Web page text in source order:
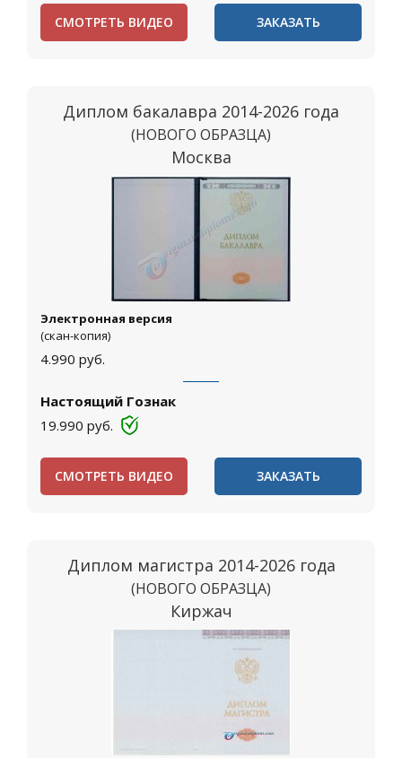
СМОТРЕТЬ ВИДЕО ЗАКАЗАТЬ
Диплом бакалавра 2014-2026 года
(НОВОГО ОБРАЗЦА)
Москва
Электронная версия
(скан-копия)
4.990 руб.
Настоящий Гознак
19.990 руб.
СМОТРЕТЬ ВИДЕО ЗАКАЗАТЬ
Диплом магистра 2014-2026 года
(НОВОГО ОБРАЗЦА)
Киржач